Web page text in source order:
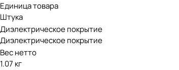
Единица товара
Штука
Диэлектрическое покрытие
Диэлектрическое покрытие
Вес нетто
1.07 кг